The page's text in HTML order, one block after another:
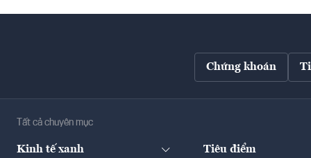
Chứng khoán
Tất cả chuyên mục
Kinh tế xanh Tiêu điểm